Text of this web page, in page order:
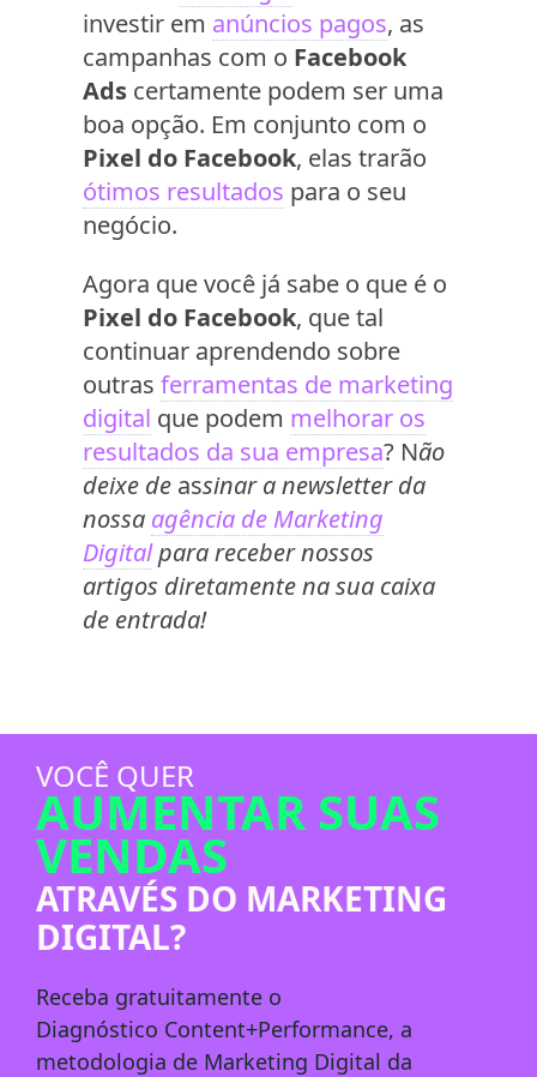
investir em anúncios pagos, as
campanhas com o Facebook
Ads certamente podem ser uma
boa opção. Em conjunto com o
Pixel do Facebook, elas trarão
ótimos resultados para o seu
negócio.
Agora que você já sabe o que é o
Pixel do Facebook, que tal
continuar aprendendo sobre
outras ferramentas de marketing
digital que podem melhorar os
resultados da sua empresa? Não
deixe de assinar a newsletter da
nossa agência de Marketing
Digitalpara receber nossos
artigos diretamente na sua caixa
de entrada!
VOCÊ QUER
AUMENTAR SUAS
VENDAS
ATRAVÉS DO MARKETING
DIGITAL?
Receba gratuitamente o
Diagnóstico Content+Performance, a
metodologia de Marketing Digital da